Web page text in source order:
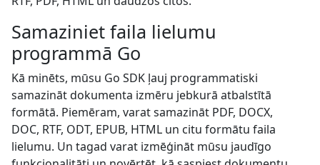
Samaziniet faila lielumu
programmā Go
Kā minēts, mūsu Go SDK ļauj programmatiski
samazināt dokumenta izmēru jebkurā atbalstītā
formātā. Piemēram, varat samazināt PDF, DOCX,
DOC, RTF, ODT, EPUB, HTML un citu formātu faila
lielumu. Un tagad varat izmēģināt mūsu jaudīgo